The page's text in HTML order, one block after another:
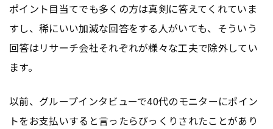
ポイント目当てでも多くの方は真剣に答えてくれていま
すし、稀にいい加減な回答をする人がいても、そういう
回答はリサーチ会社それぞれが様々な工夫で除外してい
ます。
以前、グループインタビューで40代のモニターにポイン
トをお支払いすると言ったらびっくりされたことがあり